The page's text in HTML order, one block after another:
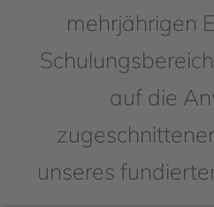
mehrjährigen
auf die
unseres